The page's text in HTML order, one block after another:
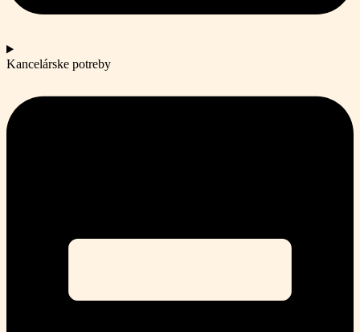
Kancelárske potreby